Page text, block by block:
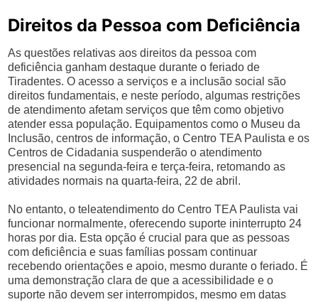
Direitos da Pessoa com Deficiência
As questões relativas aos direitos da pessoa com
deficiência ganham destaque durante o feriado de
Tiradentes. O acesso a serviços e a inclusão social são
direitos fundamentais, e neste período, algumas restrições
de atendimento afetam serviços que têm como objetivo
atender essa população. Equipamentos como o Museu da
Inclusão, centros de informação, o Centro TEA Paulista e os
Centros de Cidadania suspenderão o atendimento
presencial na segunda-feira e terça-feira, retomando as
atividades normais na quarta-feira, 22 de abril.
No entanto, o teleatendimento do Centro TEA Paulista vai
funcionar normalmente, oferecendo suporte ininterrupto 24
horas por dia. Esta opção é crucial para que as pessoas
com deficiência e suas famílias possam continuar
recebendo orientações e apoio, mesmo durante o feriado. É
uma demonstração clara de que a acessibilidade e o
suporte não devem ser interrompidos, mesmo em datas